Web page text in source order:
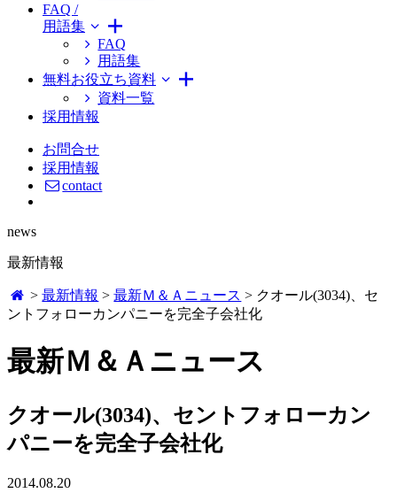
FAQ /
用語集
FAQ
用語集
無料お役立ち資料
資料一覧
採用情報
お問合せ
採用情報
contact
news
最新情報
>最新情報 >最新Ｍ＆Ａニュース > クオール(3034)、セ
ントフォローカンパニーを完全子会社化
最新Ｍ＆Ａニュース
クオール(3034)、セントフォローカン
パニーを完全子会社化
2014.08.20